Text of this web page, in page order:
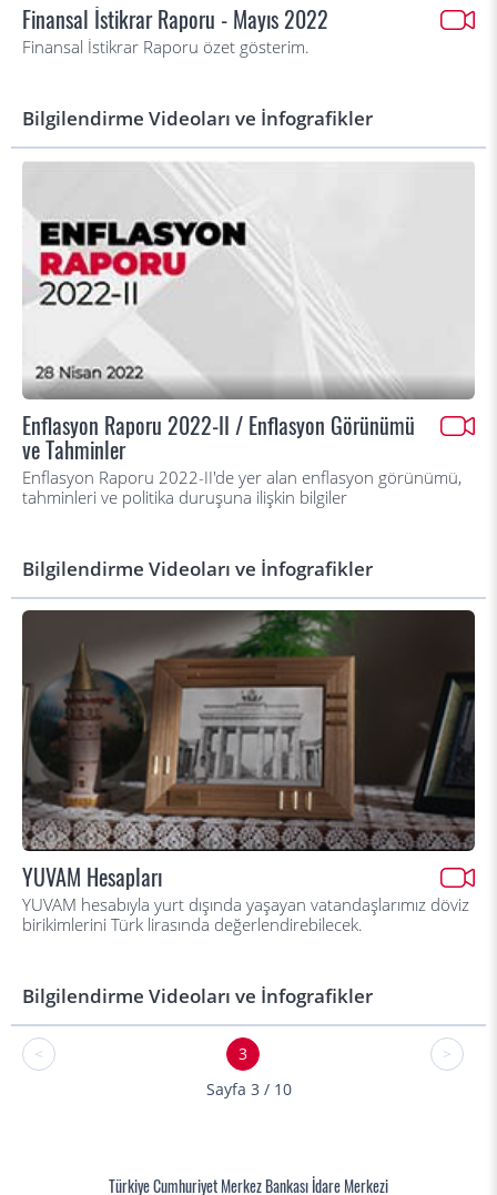
Finansal İstikrar Raporu - Mayıs 2022
Finansal İstikrar Raporu özet gösterim.
Bilgilendirme Videoları ve İnfografikler
Enflasyon Raporu 2022-II / Enflasyon Görünümü
ve Tahminler
Enflasyon Raporu 2022-II'de yer alan enflasyon görünümü,
tahminleri ve politika duruşuna ilişkin bilgiler
Bilgilendirme Videoları ve İnfografikler
YUVAM Hesapları
YUVAM hesabıyla yurt dışında yaşayan vatandaşlarımız döviz
birikimlerini Türk lirasında değerlendirebilecek.
Bilgilendirme Videoları ve İnfografikler
< 3
>
Sayfa 3 / 10
Türkiye Cumhuriyet Merkez Bankası İdare Merkezi